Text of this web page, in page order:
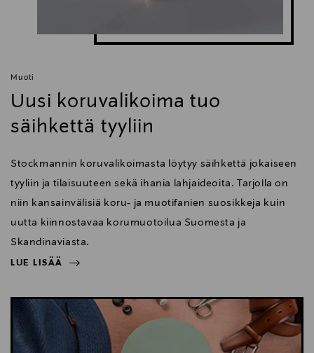
Muoti
Uusi koruvalikoima tuo
säihkettä tyyliin
Stockmannin koruvalikoimasta löytyy säihkettä jokaiseen
tyyliin ja tilaisuuteen sekä ihania lahjaideoita. Tarjolla on
niin kansainvälisiä koru- ja muotifanien suosikkeja kuin
uutta kiinnostavaa korumuotoilua Suomesta ja
Skandinaviasta.
LUE LISÄÄ
LUE LISÄÄ